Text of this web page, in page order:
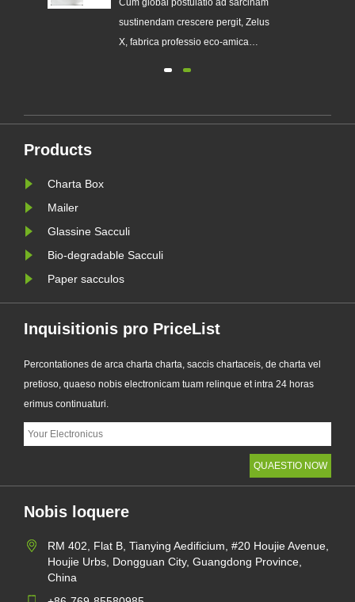
Cum global postulatio ad sarcinam
sustinendam crescere pergit, Zelus
X, fabrica professio eco-amica
alternative ad traditionales sacculos
Products
Charta Box
Mailer
Glassine Sacculi
Bio-degradable Sacculi
Paper sacculos
Inquisitionis pro PriceList
Percontationes de arca charta charta, saccis chartaceis, de charta vel
pretioso, quaeso nobis electronicam tuam relinque et intra 24 horas
erimus continuaturi.
Nobis loquere
RM 402, Flat B, Tianying Aedificium, #20 Houjie Avenue,
Houjie Urbs, Dongguan City, Guangdong Province,
China